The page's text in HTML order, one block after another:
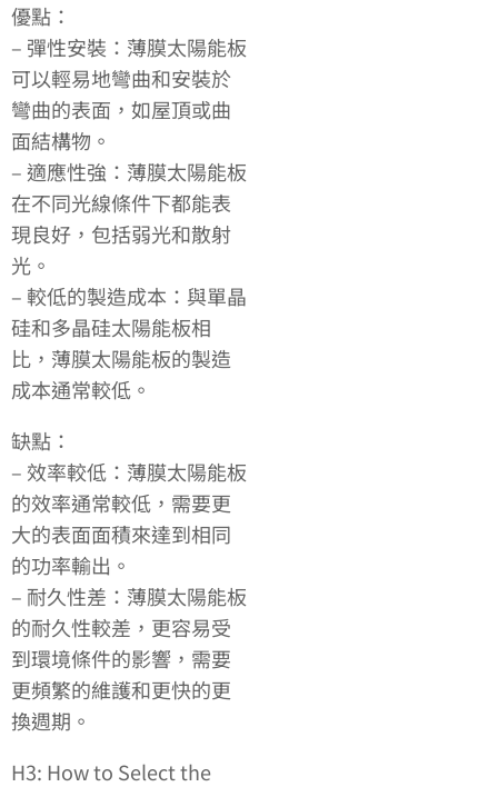
優點：
– 彈性安裝：薄膜太陽能板
可以輕易地彎曲和安裝於
彎曲的表面，如屋頂或曲
面結構物。
– 適應性強：薄膜太陽能板
在不同光線條件下都能表
現良好，包括弱光和散射
光。
– 較低的製造成本：與單晶
硅和多晶硅太陽能板相
比，薄膜太陽能板的製造
成本通常較低。
缺點：
– 效率較低：薄膜太陽能板
的效率通常較低，需要更
大的表面面積來達到相同
的功率輸出。
– 耐久性差：薄膜太陽能板
的耐久性較差，更容易受
到環境條件的影響，需要
更頻繁的維護和更快的更
換週期。
H3: How to Select the